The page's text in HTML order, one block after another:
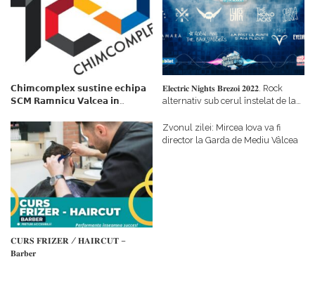
𝗖𝗵𝗶𝗺𝗰𝗼𝗺𝗽𝗹𝗲𝘅 𝘀𝘂𝘀𝘁𝗶𝗻𝗲 𝗲𝗰𝗵𝗶𝗽𝗮
𝗦𝗖𝗠 𝗥𝗮𝗺𝗻𝗶𝗰𝘂 𝗩𝗮𝗹𝗰𝗲𝗮 𝗶𝗻
𝗳𝗶𝗻𝗮𝗻𝘁𝗮𝘁𝗼𝗿
𝐄𝐥𝐞𝐜𝐭𝐫𝐢𝐜 𝐍𝐢𝐠𝐡𝐭𝐬 𝐁𝐫𝐞𝐳𝐨𝐢 𝟐𝟎𝟐𝟐. Rock
alternativ sub cerul înstelat de la
𝐂𝐔𝐑𝐒 𝐅𝐑𝐈𝐙𝐄𝐑 / 𝐇𝐀𝐈𝐑𝐂𝐔𝐓 –
𝐁𝐚𝐫𝐛𝐞𝐫
Zvonul zilei: Mircea Iova va fi
director la Garda de Mediu Vâlcea